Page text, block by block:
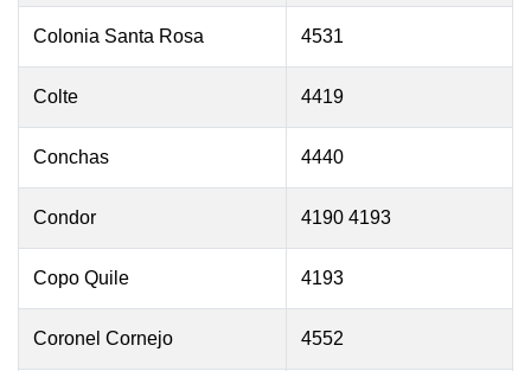
Colonia Santa Rosa 4531
Colte 4419
Conchas 4440
Condor 4190 4193
Copo Quile 4193
Coronel Cornejo 4552